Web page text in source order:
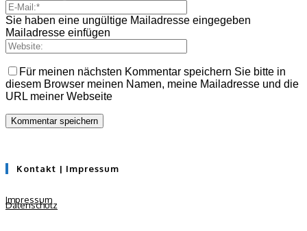
Sie haben eine ungültige Mailadresse eingegeben
Mailadresse einfügen
Für meinen nächsten Kommentar speichern Sie bitte in
diesem Browser meinen Namen, meine Mailadresse und die
URL meiner Webseite
Kontakt | Impressum
Impressum
Datenschutz